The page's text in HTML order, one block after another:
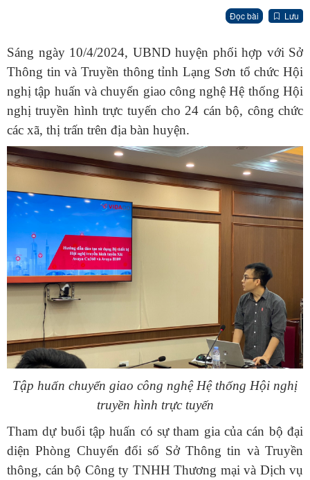
Đọc bài Lưu
Sáng ngày 10/4/2024, UBND huyện phối hợp với Sở
Thông tin và Truyền thông tỉnh Lạng Sơn tổ chức Hội
nghị tập huấn và chuyển giao công nghệ Hệ thống Hội
nghị truyền hình trực tuyến cho 24 cán bộ, công chức
các xã, thị trấn trên địa bàn huyện.
Tập huấn chuyển giao công nghệ Hệ thống Hội nghị
truyền hình trực tuyến
Tham dự buổi tập huấn có sự tham gia của cán bộ đại
diện Phòng Chuyển đổi số Sở Thông tin và Truyền
thông, cán bộ Công ty TNHH Thương mại và Dịch vụ